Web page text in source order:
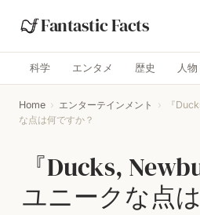
Fantastic Facts
科学 エンタメ 歴史 人物
Home › エンターテインメント ›
『
な点は何ですか？
『Ducks,
ユニークな点